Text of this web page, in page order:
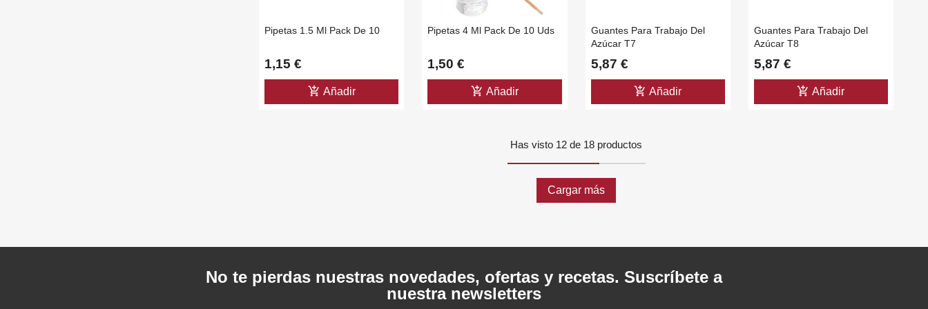
Pipetas 1.5 Ml Pack De 10
1,15 €
add_shopping_cart Añadir
Pipetas 4 Ml Pack De 10 Uds
1,50 €
add_shopping_cart Añadir
Guantes Para Trabajo Del
Azúcar T7
5,87 €
add_shopping_cart Añadir
Guantes Para Trabajo Del
Azúcar T8
5,87 €
add_shopping_cart Añadir
Has visto 12 de 18 productos
Cargar más
No te pierdas nuestras novedades, ofertas y recetas. Suscríbete a
nuestra newsletters